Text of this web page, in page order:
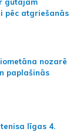
pēc atgriešanās
nozarē
paplašinās
līgas 4.